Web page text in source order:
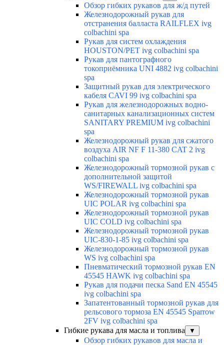
Обзор гибких рукавов для ж/д путей
Железнодорожный рукав для
отстранения балласта RAILFLEX ivg
colbachini spa
Рукав для систем охлаждения
HOUSTON/PET ivg colbachini spa
Рукав для пантографного
токоприёмника UNI 4882 ivg colbachini
spa
Защитный рукав для электрического
кабеля CAVI 99 ivg colbachini spa
Рукав для железнодорожных водно-
санитарных канализационных систем
SANITARY PREMIUM ivg colbachini
spa
Железнодорожный рукав для сжатого
воздуха AIR NF F 11-380 CAT 2 ivg
colbachini spa
Железнодорожный тормозной рукав с
дополнительной защитой
WS/FIREWALL ivg colbachini spa
Железнодорожный тормозной рукав
UIC POLAR ivg colbachini spa
Железнодорожный тормозной рукав
UIC COLD ivg colbachini spa
Железнодорожный тормозной рукав
UIC-830-1-85 ivg colbachini spa
Железнодорожный тормозной рукав
WS ivg colbachini spa
Пневматический тормозной рукав EN
45545 HAWK ivg colbachini spa
Рукав для подачи песка Sand EN 45545
ivg colbachini spa
Запатентованный тормозной рукав для
рельсового тормоза EN 45545 Sparrow
2FV ivg colbachini spa
Гибкие рукава для масла и топлива
▼
Обзор гибких рукавов для масла и